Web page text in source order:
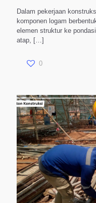
Dalam pekerjaan
komponen logam
elemen struktur ke
atap,
[…]
0